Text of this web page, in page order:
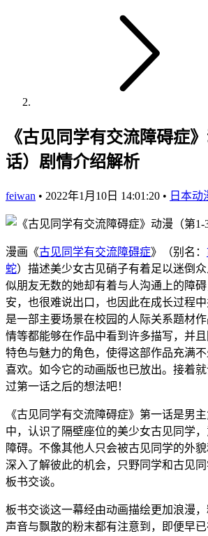
《古见同学有交流障碍症
话）剧情介绍解析
feiwan • 2022年1月10日 14:01:20 • 日本动
漫画《古见同学有交流障碍症》（别名：
蛇）描述美少女古见硝子有着足以迷倒
似朋友无数的她却有着与人沟通上的障
安，也很难说出口，也因此在成长过程
是一部主要场景在校园的人际关系题材
情等都能够在作品中看到许多描写，并
特色与魅力的角色，使得这部作品充满
喜欢。如今它的动画版也已放出。接着
过第一话之后的想法吧！
《古见同学有交流障碍症》第一话是男
中，认识了隔壁座位的美少女古见同学
障碍。不像其他人只会被古见同学的外
深入了解彼此的机会，只野同学和古见
板书交谈。
板书交谈这一幕经由动画描绘更加浪漫
声音与飘散的粉末都有注意到，即便早